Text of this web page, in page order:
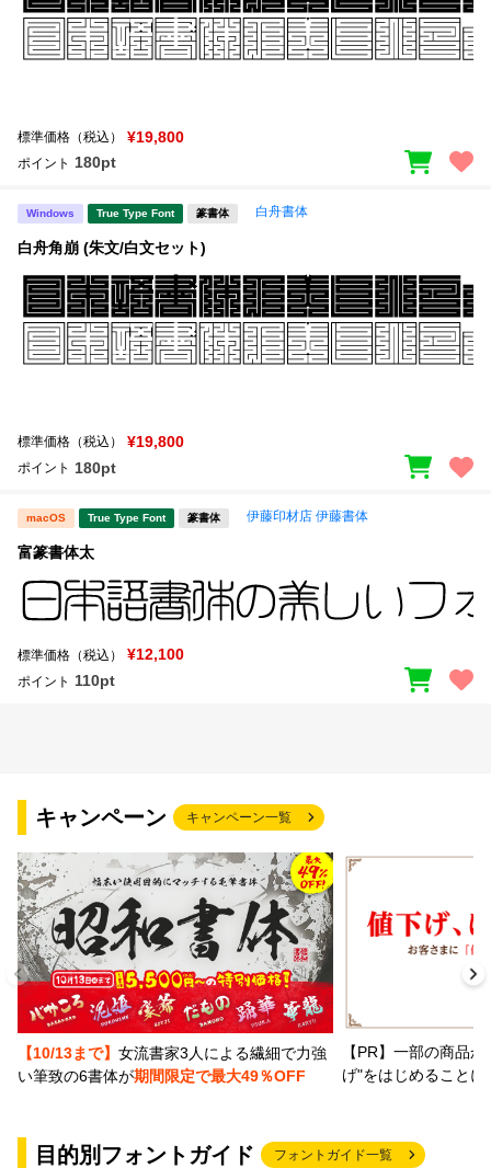
標準価格（税込） ¥19,800
ポイント 180pt
Windows True Type Font 篆書体 白舟書体
白舟角崩 (朱文/白文セット)
標準価格（税込） ¥19,800
ポイント 180pt
macOS True Type Font 篆書体 伊藤印材店 伊藤書体
富篆書体太
標準価格（税込） ¥12,100
ポイント 110pt
キャンペーン キャンペーン一覧
【10/13まで】 女流書家3人による繊細で力強
い筆致の6書体が期間限定で最大49％OFF
【PR】一部の商品
げ"をはじめること
目的別フォントガイド フォントガイド一覧